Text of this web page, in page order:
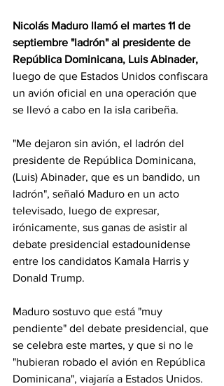
Nicolás Maduro llamó el martes 11 de
septiembre "ladrón" al presidente de
República Dominicana, Luis Abinader,
luego de que Estados Unidos confiscara
un avión oficial en una operación que
se llevó a cabo en la isla caribeña.
"Me dejaron sin avión, el ladrón del
presidente de República Dominicana,
(Luis) Abinader, que es un bandido, un
ladrón", señaló Maduro en un acto
televisado, luego de expresar,
irónicamente, sus ganas de asistir al
debate presidencial estadounidense
entre los candidatos Kamala Harris y
Donald Trump.
Maduro sostuvo que está "muy
pendiente" del debate presidencial, que
se celebra este martes, y que si no le
"hubieran robado el avión en República
Dominicana", viajaría a Estados Unidos.